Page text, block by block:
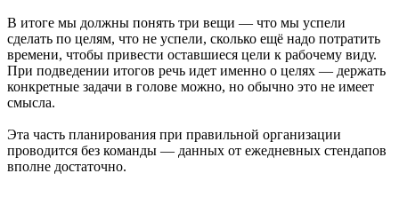
В итоге мы должны понять три вещи — что мы успели
сделать по целям, что не успели, сколько ещё надо потратить
времени, чтобы привести оставшиеся цели к рабочему виду.
При подведении итогов речь идет именно о целях — держать
конкретные задачи в голове можно, но обычно это не имеет
смысла.
Эта часть планирования при правильной организации
проводится без команды — данных от ежедневных стендапов
вполне достаточно.